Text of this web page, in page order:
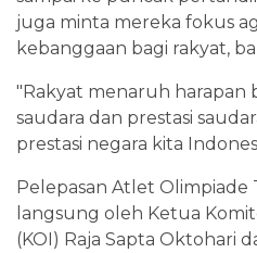
juga minta mereka fokus
kebanggaan bagi rakyat,
"Rakyat menaruh harapan
saudara dan prestasi
prestasi negara kita
Pelepasan Atlet Olimpiade
langsung oleh Ketua
(KOI) Raja Sapta Oktohari